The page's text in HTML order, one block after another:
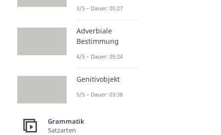
3/5 – Dauer: 05:27
Adverbiale
Bestimmung
4/5 – Dauer: 05:24
Genitivobjekt
5/5 – Dauer: 03:38
Grammatik
Satzarten